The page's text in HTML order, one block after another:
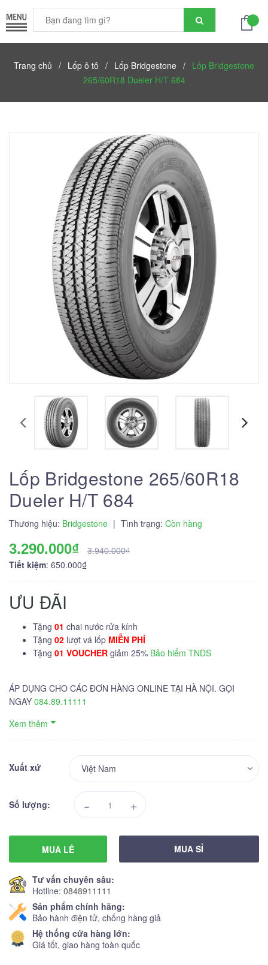
Trang chủ / Lốp ô tô / Lốp Bridgestone / Lốp Bridgestone
265/60R18 Dueler H/T 684
Lốp Bridgestone 265/60R18
Dueler H/T 684
Thương hiệu: Bridgestone | Tình trạng: Còn hàng
3.290.000₫ 3.940.000₫
Tiết kiệm: 650.000₫
ƯU ĐÃI
Tặng 01 chai nước rửa kính
Tặng 02 lượt vá lốp MIỄN PHÍ
Tặng 01 VOUCHER giảm 25% Bảo hiểm TNDS
ÁP DỤNG CHO CÁC ĐƠN HÀNG ONLINE TẠI HÀ NỘI. GỌI
NGAY 084.89.11111
Xem thêm
Xuất xứ
Số lượng: - +
MUA LẺ MUA SỈ
Tư vấn chuyên sâu:
Hotline: 0848911111
Sản phẩm chính hãng:
Bảo hành điện tử, chống hàng giả
Hệ thống cửa hàng lớn:
Giá tốt, giao hàng toàn quốc